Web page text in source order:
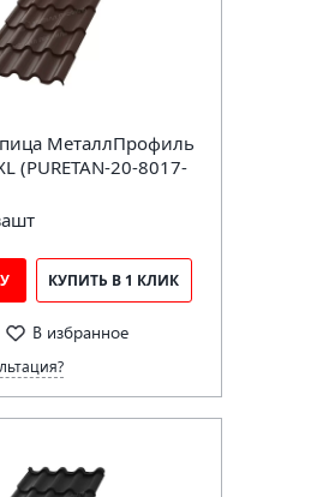
МеталлПрофиль
(PURETAN-20-8017-
шт
КУПИТЬ В 1 КЛИК
В избранное